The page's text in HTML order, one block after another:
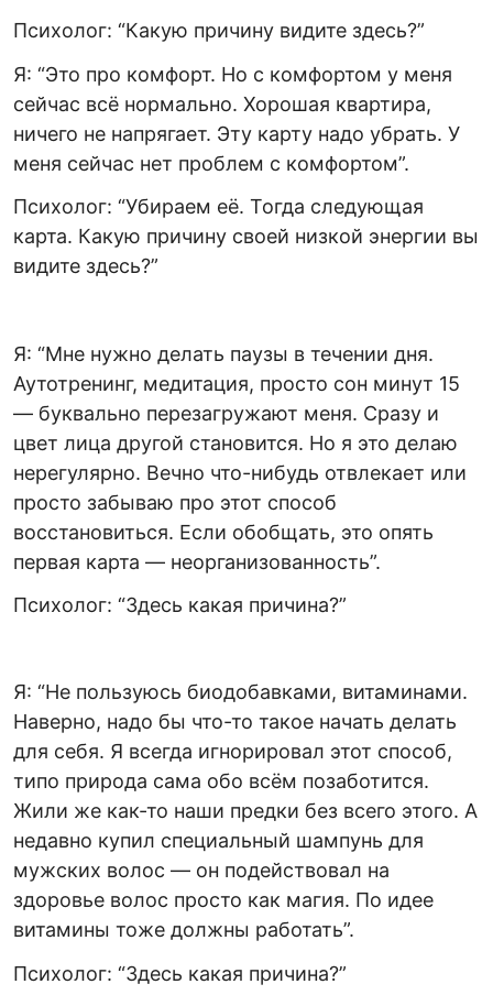
Психолог: “Какую причину видите здесь?”
Я: “Это про комфорт. Но с комфортом у меня
сейчас всё нормально. Хорошая квартира,
ничего не напрягает. Эту карту надо убрать. У
меня сейчас нет проблем с комфортом”.
Психолог: “Убираем её. Тогда следующая
карта. Какую причину своей низкой энергии вы
видите здесь?”
Я: “Мне нужно делать паузы в течении дня.
Аутотренинг, медитация, просто сон минут 15
— буквально перезагружают меня. Сразу и
цвет лица другой становится. Но я это делаю
нерегулярно. Вечно что-нибудь отвлекает или
просто забываю про этот способ
восстановиться. Если обобщать, это опять
первая карта — неорганизованность”.
Психолог: “Здесь какая причина?”
Я: “Не пользуюсь биодобавками, витаминами.
Наверно, надо бы что-то такое начать делать
для себя. Я всегда игнорировал этот способ,
типо природа сама обо всём позаботится.
Жили же как-то наши предки без всего этого. А
недавно купил специальный шампунь для
мужских волос — он подействовал на
здоровье волос просто как магия. По идее
витамины тоже должны работать”.
Психолог: “Здесь какая причина?”